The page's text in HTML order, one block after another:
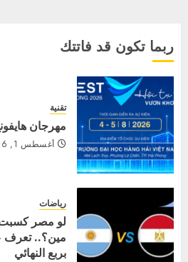
ربما تكون قد فاتتك
تقنية
مهرجان هايفونغ
أغسطس 1, 2026
رياضات
لو مصر كسبت
مين؟.. تعرف
بربع النهائي